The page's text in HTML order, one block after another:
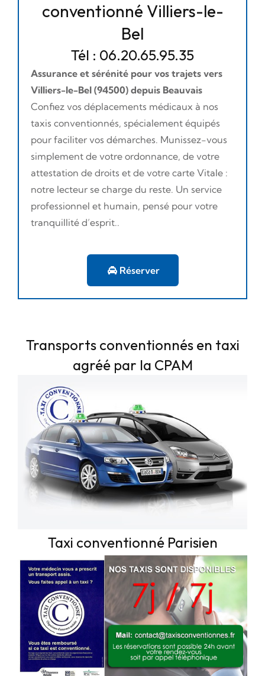
conventionné Villiers-le-
Bel
Tél : 06.20.65.95.35
Assurance et sérénité pour vos trajets vers
Villiers-le-Bel (94500) depuis Beauvais
Confiez vos déplacements médicaux à nos
taxis conventionnés, spécialement équipés
pour faciliter vos démarches. Munissez-vous
simplement de votre ordonnance, de votre
attestation de droits et de votre carte Vitale :
notre lecteur se charge du reste. Un service
professionnel et humain, pensé pour votre
tranquillité d’esprit..
Réserver
Transports conventionnés en taxi
agréé par la CPAM
Taxi conventionné Parisien